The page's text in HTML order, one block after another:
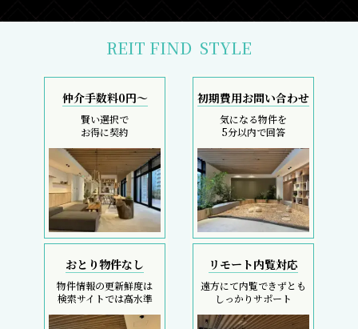
REIT FIND STYLE
仲介手数料0円～
賢い選択で
お得に契約
初期費用お問い合わせ
気になる物件を
5分以内で回答
おとり物件なし
物件情報の更新鮮度は
検索サイトでは高水準
リモート内覧対応
遠方にて内覧できずとも
しっかりサポート